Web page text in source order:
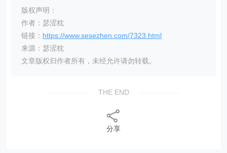
版权声明：
作者：瑟涩枕
链接： https://www.sesezhen.com/7323.html
来源：瑟涩枕
文章版权归作者所有，未经允许请勿转载。
THE END
分享